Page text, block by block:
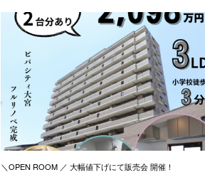
＼OPEN ROOM ／ 大幅値下げにて販売会 開催！